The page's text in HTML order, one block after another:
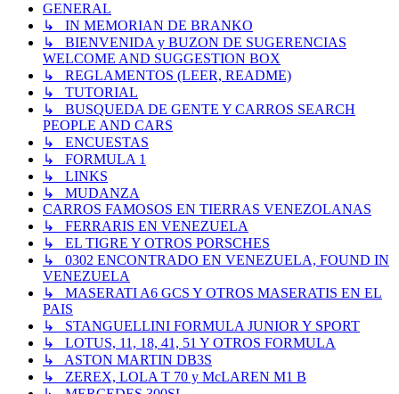
GENERAL
↳ IN MEMORIAN DE BRANKO
↳ BIENVENIDA y BUZON DE SUGERENCIAS
WELCOME AND SUGGESTION BOX
↳ REGLAMENTOS (LEER, README)
↳ TUTORIAL
↳ BUSQUEDA DE GENTE Y CARROS SEARCH
PEOPLE AND CARS
↳ ENCUESTAS
↳ FORMULA 1
↳ LINKS
↳ MUDANZA
CARROS FAMOSOS EN TIERRAS VENEZOLANAS
↳ FERRARIS EN VENEZUELA
↳ EL TIGRE Y OTROS PORSCHES
↳ 0302 ENCONTRADO EN VENEZUELA, FOUND IN
VENEZUELA
↳ MASERATI A6 GCS Y OTROS MASERATIS EN EL
PAIS
↳ STANGUELLINI FORMULA JUNIOR Y SPORT
↳ LOTUS, 11, 18, 41, 51 Y OTROS FORMULA
↳ ASTON MARTIN DB3S
↳ ZEREX, LOLA T 70 y McLAREN M1 B